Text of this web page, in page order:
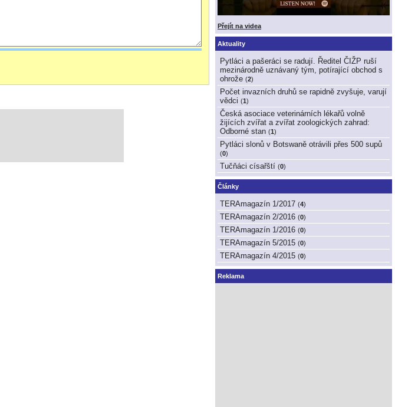
Přejít na videa
Aktuality
Pytláci a pašeráci se radují. Ředitel ČIŽP ruší
mezinárodně uznávaný tým, potírající obchod s
ohrože (2)
Počet invazních druhů se rapidně zvyšuje, varují
vědci (1)
Česká asociace veterinárních lékařů volně
žijících zvířat a zvířat zoologických zahrad:
Odborné stan (1)
Pytláci slonů v Botswaně otrávili přes 500 supů
(0)
Tučňáci císařští (0)
Články
TERAmagazín 1/2017 (4)
TERAmagazín 2/2016 (0)
TERAmagazín 1/2016 (0)
TERAmagazín 5/2015 (0)
TERAmagazín 4/2015 (0)
Reklama